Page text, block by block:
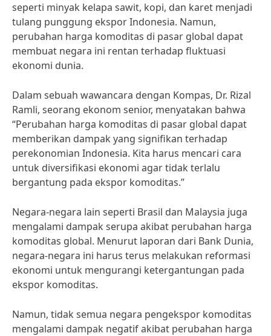
seperti minyak kelapa sawit, kopi, dan karet menjadi
tulang punggung ekspor Indonesia. Namun,
perubahan harga komoditas di pasar global dapat
membuat negara ini rentan terhadap fluktuasi
ekonomi dunia.
Dalam sebuah wawancara dengan Kompas, Dr. Rizal
Ramli, seorang ekonom senior, menyatakan bahwa
“Perubahan harga komoditas di pasar global dapat
memberikan dampak yang signifikan terhadap
perekonomian Indonesia. Kita harus mencari cara
untuk diversifikasi ekonomi agar tidak terlalu
bergantung pada ekspor komoditas.”
Negara-negara lain seperti Brasil dan Malaysia juga
mengalami dampak serupa akibat perubahan harga
komoditas global. Menurut laporan dari Bank Dunia,
negara-negara ini harus terus melakukan reformasi
ekonomi untuk mengurangi ketergantungan pada
ekspor komoditas.
Namun, tidak semua negara pengekspor komoditas
mengalami dampak negatif akibat perubahan harga